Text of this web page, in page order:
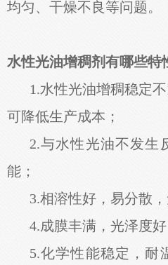
均匀、干燥不良等问题。
水性光油增稠剂有哪些特
1.水性光油增稠稳定
可降低生产成本；
2.与水性光油不发生
能；
3.相溶性好，易分散
4.成膜丰满，光泽度
5.化学性能稳定，耐